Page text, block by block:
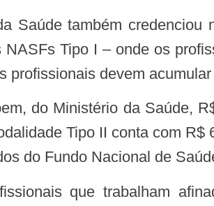
Tipo I – onde os
devem
Tipo II conta com
do Fundo Nacional de